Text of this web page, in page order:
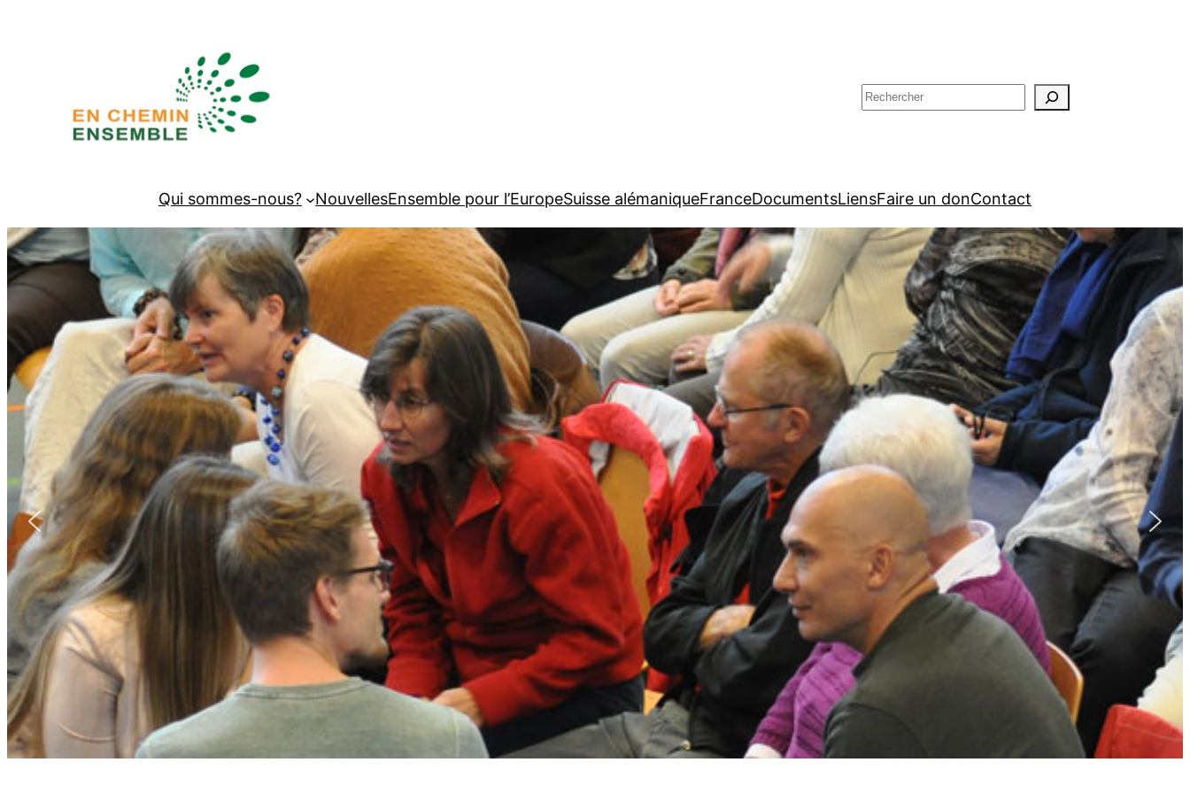
Rechercher
Qui sommes-nous? NouvellesEnsemble pour l’EuropeSuisse alémaniqueFranceDocumentsLiensFaire un donContact